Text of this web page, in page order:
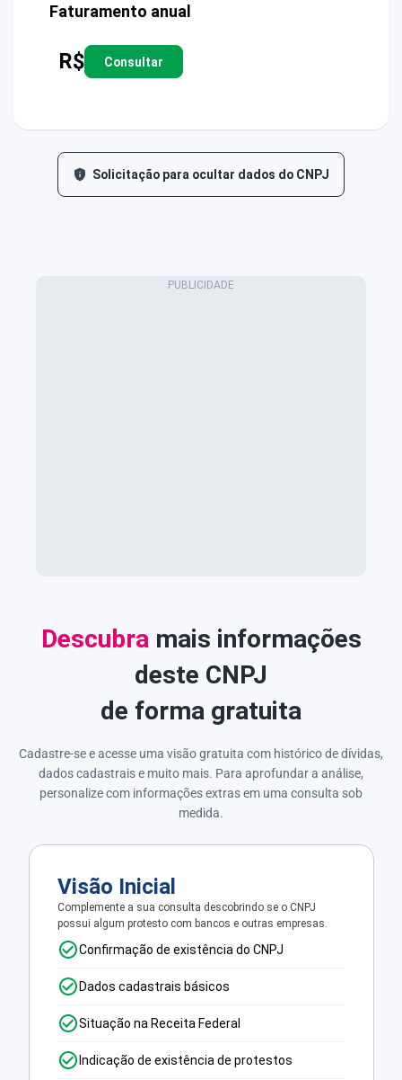
Faturamento anual
R$ Consultar
Solicitação para ocultar dados do CNPJ
Descubramais informações
deste CNPJ
de forma gratuita
Cadastre-se e acesse uma visão gratuita com histórico de dívidas,
dados cadastrais e muito mais. Para aprofundar a análise,
personalize com informações extras em uma consulta sob
medida.
Visão Inicial
Complemente a sua consulta descobrindo se o CNPJ
possui algum protesto com bancos e outras empresas.
Confirmação de existência do CNPJ
Dados cadastrais básicos
Situação na Receita Federal
Indicação de existência de protestos